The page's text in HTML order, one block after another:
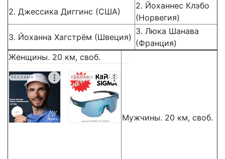
2. Джессика Диггинс (США)
2. Йоханнес Клэбо
(Норвегия)
3. Йоханна Хагстрём (Швеция)
3. Люка Шанава
(Франция)
Женщины. 20 км, своб.
РЕКЛАМА РЕКЛАМА
Мужчины. 20 км, своб.